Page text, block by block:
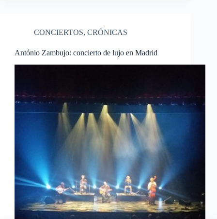
CONCIERTOS, CRÓNICAS
António Zambujo: concierto de lujo en Madrid